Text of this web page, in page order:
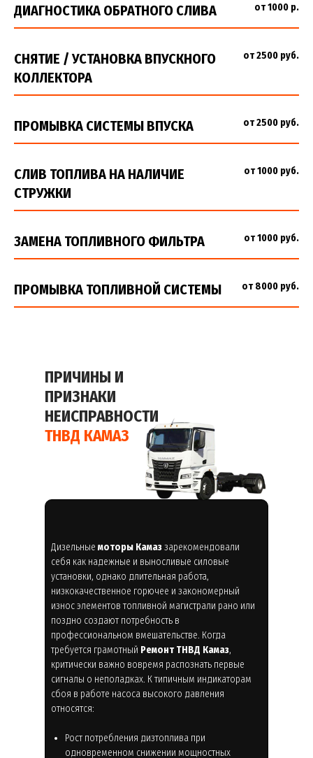
ДИАГНОСТИКА ОБРАТНОГО СЛИВА от 1000 р.
СНЯТИЕ / УСТАНОВКА ВПУСКНОГО
КОЛЛЕКТОРА
от 2500 руб.
ПРОМЫВКА СИСТЕМЫ ВПУСКА от 2500 руб.
СЛИВ ТОПЛИВА НА НАЛИЧИЕ
СТРУЖКИ
от 1000 руб.
ЗАМЕНА ТОПЛИВНОГО ФИЛЬТРА от 1000 руб.
ПРОМЫВКА ТОПЛИВНОЙ СИСТЕМЫ от 8000 руб.
ПРИЧИНЫ И
ПРИЗНАКИ
НЕИСПРАВНОСТИ
ТНВД КАМАЗ
Дизельные моторы Камаззарекомендовали
себя как надежные и выносливые силовые
установки, однако длительная работа,
низкокачественное горючее и закономерный
износ элементов топливной магистрали рано или
поздно создают потребность в
профессиональном вмешательстве. Когда
требуется грамотный Ремонт ТНВД Камаз,
критически важно вовремя распознать первые
сигналы о неполадках. К типичным индикаторам
сбоя в работе насоса высокого давления
относятся:
Рост потребления дизтоплива при
одновременном снижении мощностных